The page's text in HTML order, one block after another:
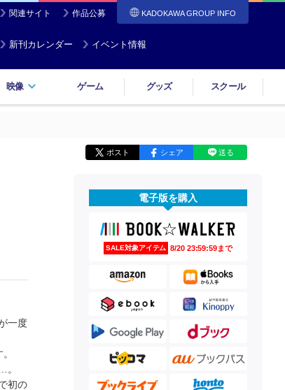
関連サイト 作品公募 KADOKAWA GROUP INFO
新刊カレンダー イベント情報
映像 ゲーム グッズ スクール
ポスト シェア 送る
一度
。
初の
電子版を購入
SALE対象アイテム 8/20 23:59:59まで